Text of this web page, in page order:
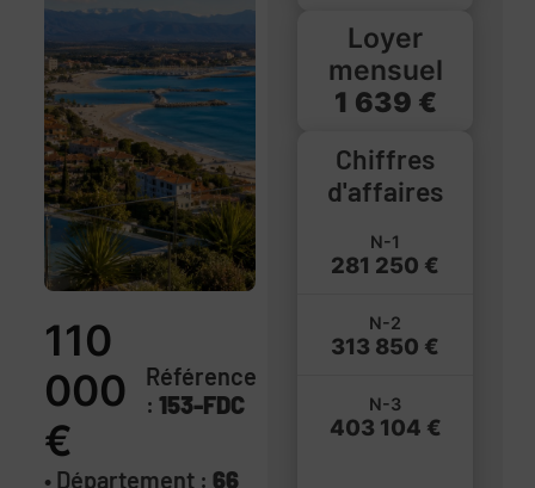
110
000
€
Référence
:153-FDC
• Département : 66
Loyer
mensuel
1 639 €
Chiffres
d'affaires
N-1
281 250 €
N-2
313 850 €
N-3
403 104 €